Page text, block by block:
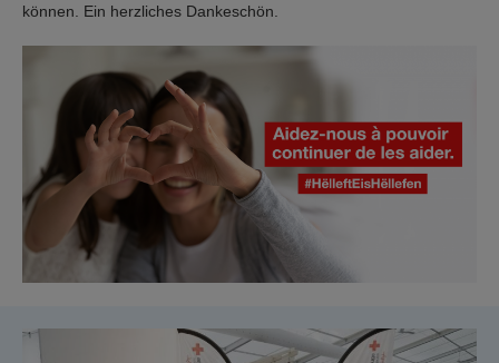
können. Ein herzliches Dankeschön.